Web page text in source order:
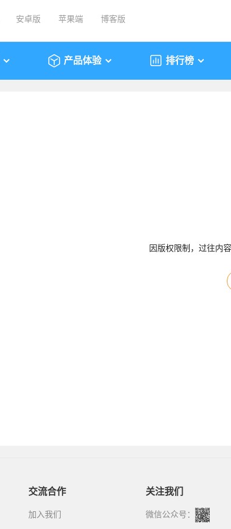
安卓版 苹果端 博客版
产品体验 排行榜
因版权限制，过往内
交流合作
加入我们
关注我们
微信公众号：